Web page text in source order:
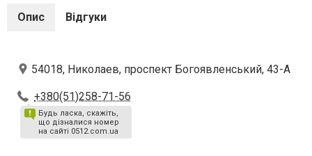
Опис Відгуки
54018, Николаев, проспект Богоявленський, 43-А
+380(51)258-71-56
Будь ласка, скажіть,
що дізналися номер
на сайті 0512.com.ua